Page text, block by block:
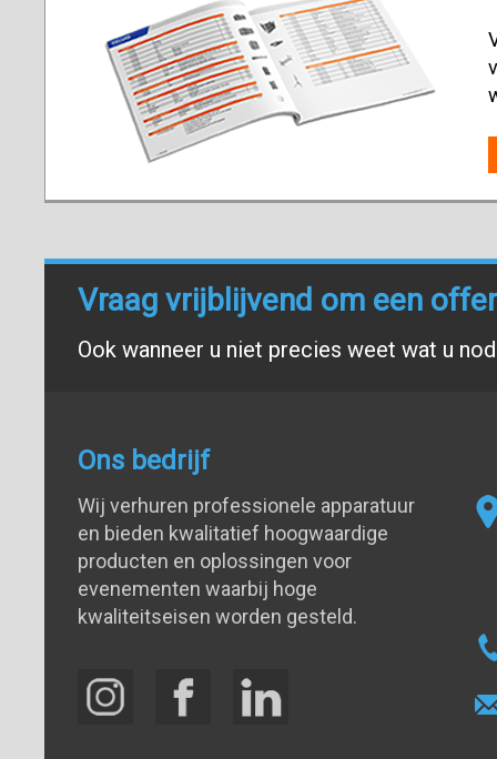
Vraag vrijblijvend om een
Ook wanneer u niet precies weet wat u
Ons bedrijf
Wij verhuren professionele apparatuur
en bieden kwalitatief hoogwaardige
producten en oplossingen voor
evenementen waarbij hoge
kwaliteitseisen worden gesteld.